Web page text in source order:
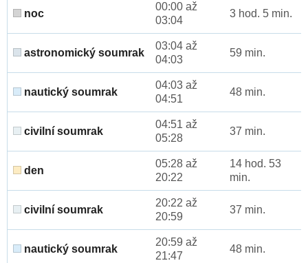
noc
00:00 až
03:04
3 hod. 5 min.
astronomický soumrak
03:04 až
04:03
59 min.
nautický soumrak
04:03 až
04:51
48 min.
civilní soumrak
04:51 až
05:28
37 min.
den
05:28 až
20:22
14 hod. 53
min.
civilní soumrak
20:22 až
20:59
37 min.
nautický soumrak
20:59 až
21:47
48 min.